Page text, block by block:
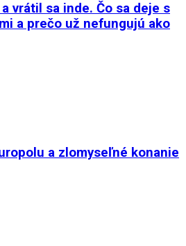
vrátil sa inde. Čo sa deje s
a prečo už nefungujú ako
a zlomyseľné konanie